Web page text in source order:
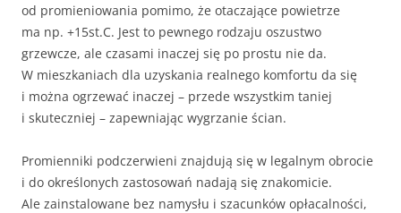
od promieniowania pomimo, że otaczające powietrze
ma np. +15st.C. Jest to pewnego rodzaju oszustwo
grzewcze, ale czasami inaczej się po prostu nie da.
W mieszkaniach dla uzyskania realnego komfortu da się
i można ogrzewać inaczej – przede wszystkim taniej
i skuteczniej – zapewniając wygrzanie ścian.
Promienniki podczerwieni znajdują się w legalnym obrocie
i do określonych zastosowań nadają się znakomicie.
Ale zainstalowane bez namysłu i szacunków opłacalności,